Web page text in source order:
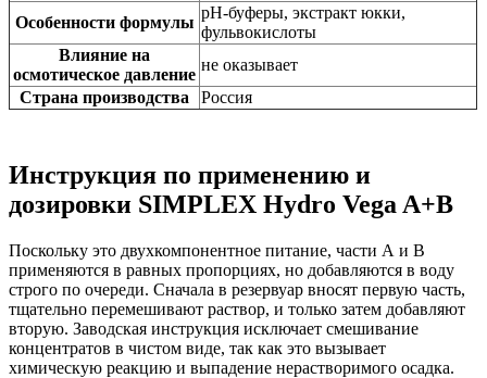
Особенности формулы
pH-буферы, экстракт юкки,
фульвокислоты
Влияние на
осмотическое давление
не оказывает
Страна производства
Россия
Инструкция по применению и
дозировки SIMPLEX Hydro Vega A+B
Поскольку это двухкомпонентное питание, части А и В
применяются в равных пропорциях, но добавляются в воду
строго по очереди. Сначала в резервуар вносят первую часть,
тщательно перемешивают раствор, и только затем добавляют
вторую. Заводская инструкция исключает смешивание
концентратов в чистом виде, так как это вызывает
химическую реакцию и выпадение нерастворимого осадка.